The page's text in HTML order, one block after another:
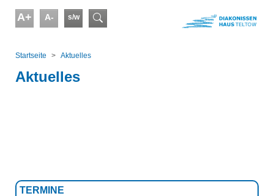
A+ A- s/w Suchformular
Startseite
Aktuelles
Aktuelles
TERMINE